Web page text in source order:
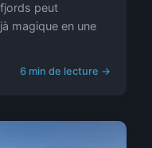
peut
magique en une
6 min de lecture →